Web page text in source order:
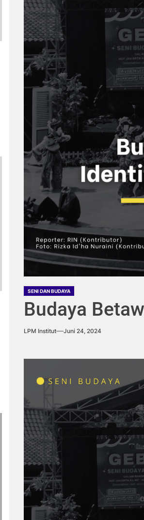
SENI DAN BUDAYA
Budaya
LPM Institut Juni 24, 2024